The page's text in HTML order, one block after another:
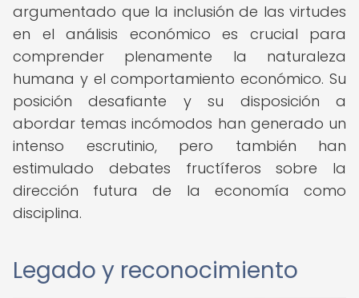
argumentado que la inclusión de las virtudes
en el análisis económico es crucial para
comprender plenamente la naturaleza
humana y el comportamiento económico. Su
posición desafiante y su disposición a
abordar temas incómodos han generado un
intenso escrutinio, pero también han
estimulado debates fructíferos sobre la
dirección futura de la economía como
disciplina.
Legado y reconocimiento